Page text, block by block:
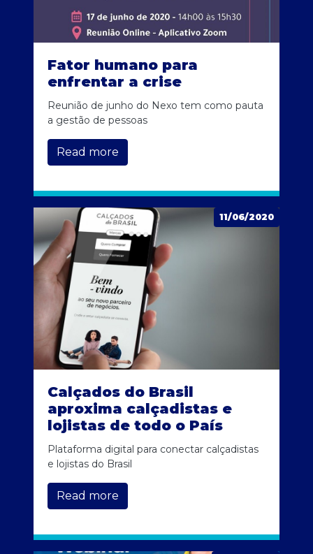
Fator humano para
enfrentar a crise
Reunião de junho do Nexo tem como pauta
a gestão de pessoas
Read more
11/06/2020
Calçados do Brasil
aproxima calçadistas e
lojistas de todo o País
Plataforma digital para conectar calçadistas
e lojistas do Brasil
Read more